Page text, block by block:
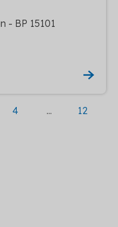
- BP 15101
4 ... 12